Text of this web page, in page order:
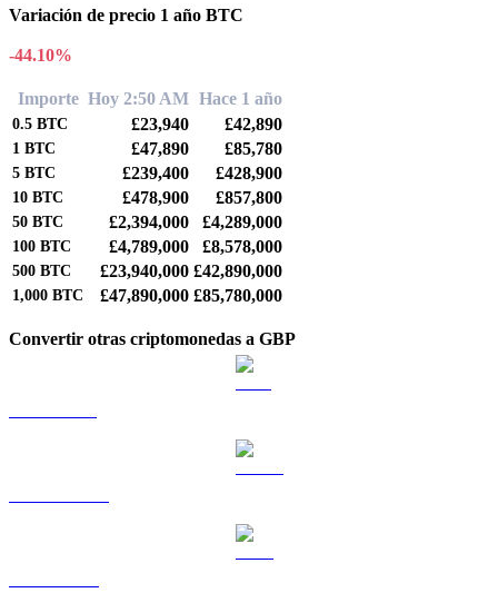
Variación de precio 1 año BTC
-44.10%
Importe Hoy 2:50 AM Hace 1 año
0.5 BTC £23,940 £42,890
1 BTC £47,890 £85,780
5 BTC £239,400 £428,900
10 BTC £478,900 £857,800
50 BTC £2,394,000 £4,289,000
100 BTC £4,789,000 £8,578,000
500 BTC £23,940,000 £42,890,000
1,000 BTC £47,890,000 £85,780,000
Convertir otras criptomonedas a GBP